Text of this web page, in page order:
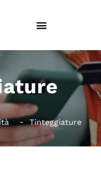
Tinteggiature